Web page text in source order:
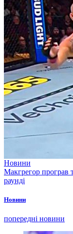
Новини
Макгрегор програв
раунді
Новини
попередні новини